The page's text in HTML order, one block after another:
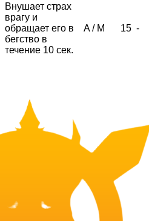
Внушает страх
врагу и
обращает его в
бегство в
течение 10 сек.
A/ M 15 -